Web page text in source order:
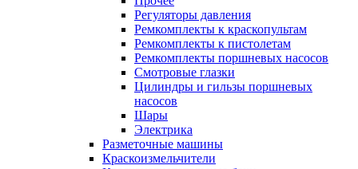
Регуляторы давления
Ремкомплекты к краскопультам
Ремкомплекты к пистолетам
Ремкомплекты поршневых насосов
Смотровые глазки
Цилиндры и гильзы поршневых
насосов
Шары
Электрика
Разметочные машины
Краскоизмельчители